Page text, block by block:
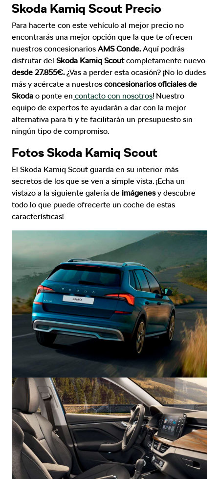
Skoda Kamiq Scout Precio
Para hacerte con este vehículo al mejor precio no
encontrarás una mejor opción que la que te ofrecen
nuestros concesionarios AMS Conde.Aquí podrás
disfrutar del Skoda Kamiq Scoutcompletamente nuevo
desde 27.855€.¿Vas a perder esta ocasión? ¡No lo dudes
más y acércate a nuestros concesionarios oficiales de
Skoda o ponte en contacto con nosotros! Nuestro
equipo de expertos te ayudarán a dar con la mejor
alternativa para ti y te facilitarán un presupuesto sin
ningún tipo de compromiso.
Fotos Skoda Kamiq Scout
El Skoda Kamiq Scout guarda en su interior más
secretos de los que se ven a simple vista. ¡Echa un
vistazo a la siguiente galería de imágenesy descubre
todo lo que puede ofrecerte un coche de estas
características!